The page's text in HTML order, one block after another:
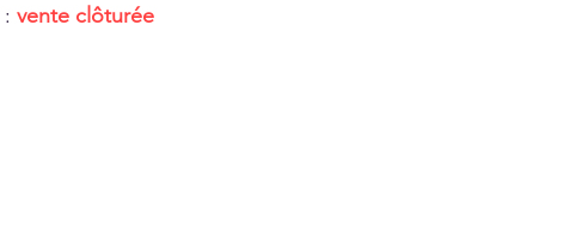
: vente clôturée